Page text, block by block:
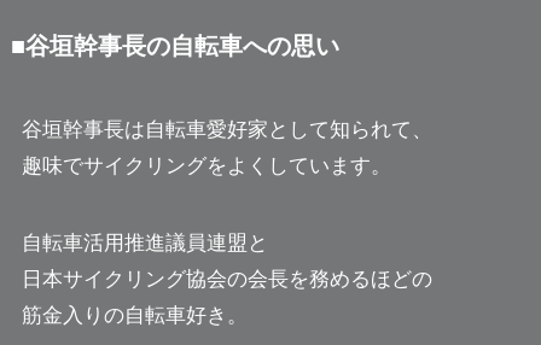
■谷垣幹事長の自転車への思い
谷垣幹事長は自転車愛好家として知られて、
趣味でサイクリングをよくしています。
自転車活用推進議員連盟と
日本サイクリング協会の会長を務めるほどの
筋金入りの自転車好き。